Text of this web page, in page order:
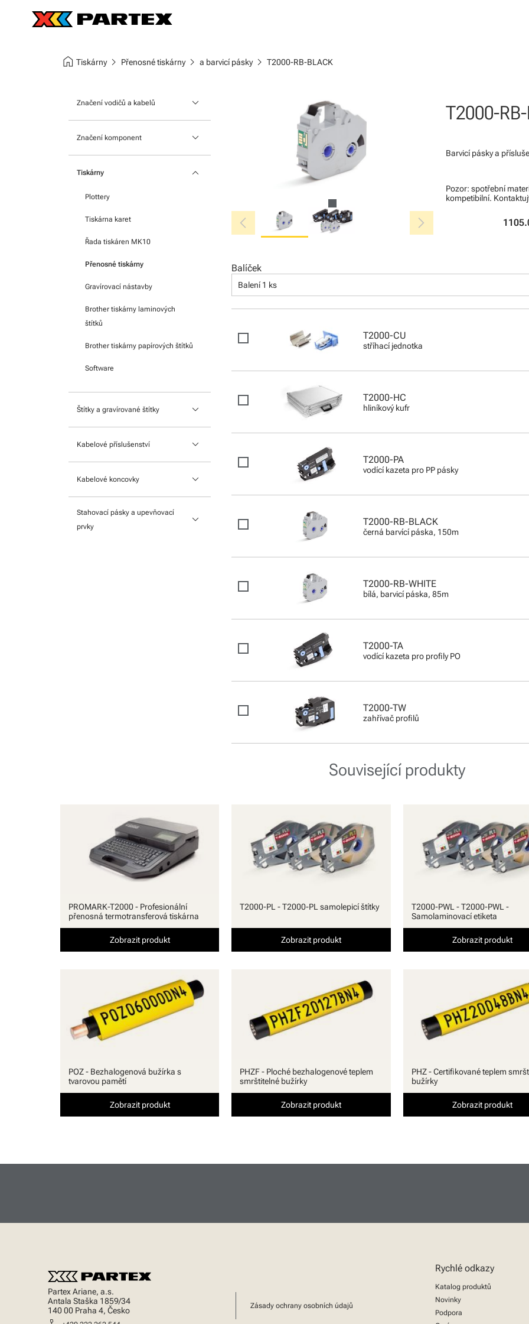
home Tiskárnychevron_right Přenosné tiskárnychevron_right a barvicí páskychevron_right T2000-RB-BLACK
Značení vodičů a kabelů keyboard_arrow_down
Nacvakávací návlečky
Teplem smrštitelné bužírky
Značení komponent keyboard_arrow_down
Tiskárny keyboard_arrow_down
Plottery
Tiskárna karet
Řada tiskáren MK10
Přenosné tiskárny
Gravírovací nástavby
Brother tiskárny laminových
štítků
Brother tiskárny papírových štítků
Software
Štítky a gravírované štítky keyboard_arrow_down
Štítky do nosičů s pouzdrem
tiskáren
Kabelové příslušenství keyboard_arrow_down
Ochrana kabelů
Kabelové koncovky keyboard_arrow_down
Měděné lisované koncovky
Stahovací pásky a upevňovací
prvky
keyboard_arrow_down
chevron_left chevron_right
T2000-
Barvicí pásky a
Pozor: spotřební
kompetibilní.
Balíček
Balení 1 ks
T2000-CU
stříhací jednotka
T2000-HC
hliníkový kufr
T2000-PA
vodící kazeta pro PP pásky
T2000-RB-BLACK
černá barvící páska, 150m
T2000-RB-WHITE
bílá, barvicí páska, 85m
T2000-TA
vodící kazeta pro profily PO
T2000-TW
zahřívač profilů
Související produkty
PROMARK-T2000 - Profesionální
přenosná termotransferová tiskárna
Zobrazit produkt
T2000-PL - T2000-PL samolepicí štítky
Zobrazit produkt
T2000-PWL - T2000-PWL -
Samolaminovací etiketa
Zobrazit produkt
POZ - Bezhalogenová bužírka s
tvarovou pamětí
Zobrazit produkt
PHZF - Ploché bezhalogenové teplem
smrštitelné bužírky
Zobrazit produkt
PHZ - Certifikované teplem
bužírky
Zobrazit produkt
Partex Ariane, a.s.
Antala Staška 1859/34
140 00 Praha 4, Česko
Zásady ochrany osobních údajů
Rychlé odkazy
Katalog produktů
Novinky
Podpora